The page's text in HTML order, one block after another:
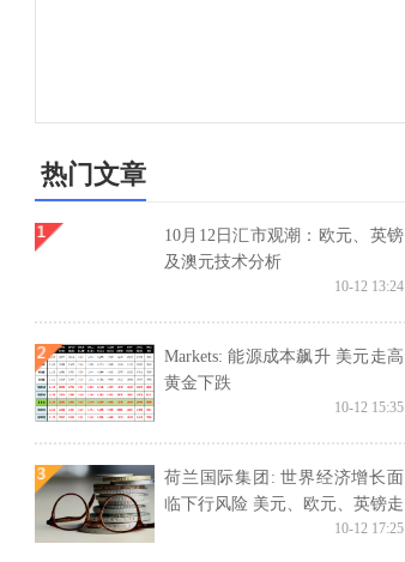
热门文章
10月12日汇市观潮：欧元、英镑
及澳元技术分析
10-12 13:24
Markets: 能源成本飙升 美元走高
黄金下跌
10-12 15:35
荷兰国际集团: 世界经济增长面
临下行风险 美元、欧元、英镑走
10-12 17:25